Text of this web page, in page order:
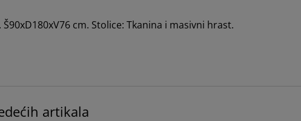
cm. Stolice: Tkanina i masivni hrast.
artikala